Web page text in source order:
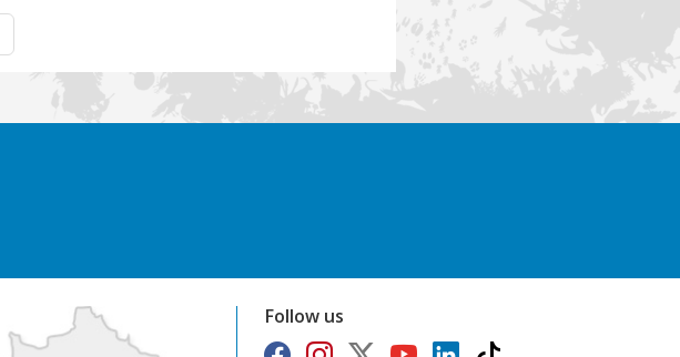
Follow us